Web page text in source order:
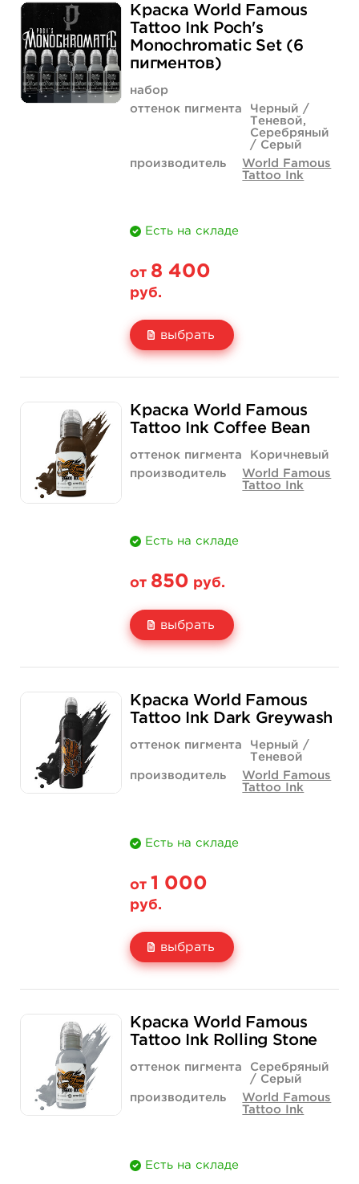
Цена
Количество
850 руб.
купить
1 400 руб.
купить
Краска World Famous
Tattoo Ink Poch's
Monochromatic Set (6
пигментов)
набор
оттенок пигмента
Черный /
Теневой,
Серебряный
/ Серый
производитель
World Famous
Tattoo Ink
Есть на складе
от 8 400
руб.
выбрать
Количество
8 400 руб.
купить
23 800 руб.
купить
Краска World Famous
Tattoo Ink Coffee Bean
оттенок пигмента
Коричневый
производитель
World Famous
Tattoo Ink
Есть на складе
от 850 руб.
выбрать
Количество
850 руб.
купить
1 400 руб.
купить
Краска World Famous
Tattoo Ink Dark Greywash
оттенок пигмента
Черный /
Теневой
производитель
World Famous
Tattoo Ink
Есть на складе
от 1 000
руб.
выбрать
Количество
1 000 руб.
купить
1 500 руб.
купить
Краска World Famous
Tattoo Ink Rolling Stone
оттенок пигмента
Серебряный
/ Серый
производитель
World Famous
Tattoo Ink
Есть на складе